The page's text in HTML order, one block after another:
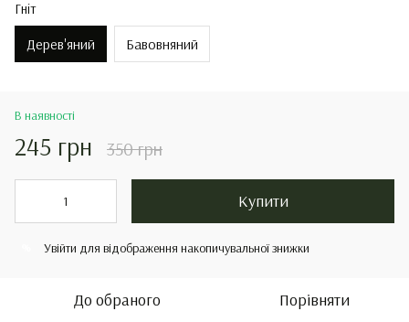
Гніт
Дерев'яний Бавовняний
В наявності
245 грн 350 грн
Купити
Увійти для відображення накопичувальної знижки
До обраного Порівняти